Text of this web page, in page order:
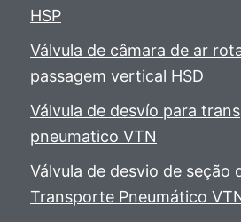
HSP
Válvula de câmara de ar
passagem vertical HSD
Válvula de desvío para
pneumatico VTN
Válvula de desvio de seção
Transporte Pneumático